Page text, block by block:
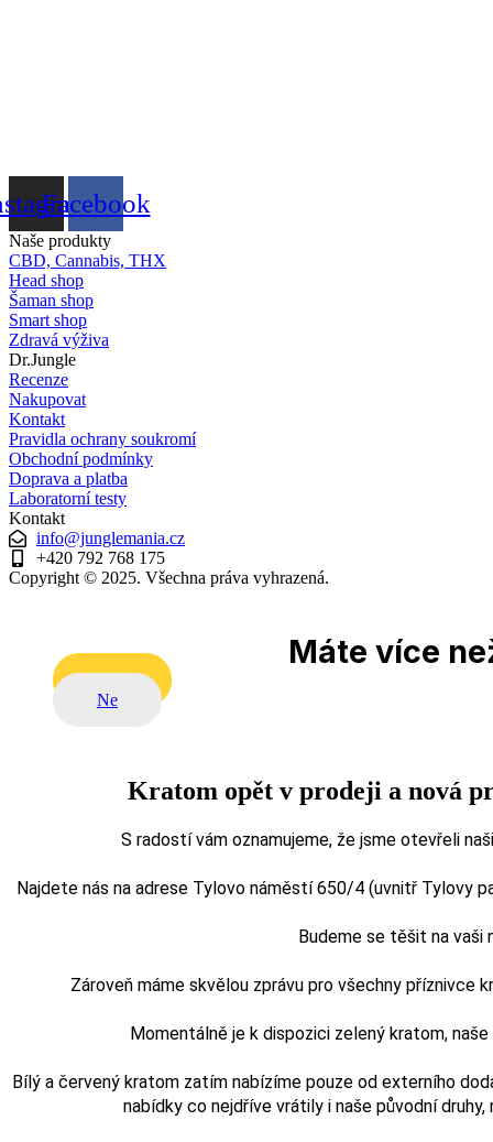
Facebook
Naše produkty
CBD, Cannabis, THX
Head shop
Šaman shop
Smart shop
Zdravá výživa
Dr.Jungle
Recenze
Nakupovat
Kontakt
Pravidla ochrany soukromí
Obchodní podmínky
Doprava a platba
Laboratorní testy
Kontakt
info@junglemania.cz
+420 792 768 175
Copyright © 2025. Všechna práva vyhrazená.
Máte více
Ne
Kratom opět v prodeji a nová
S radostí vám oznamujeme, že jsme otevřeli
Najdete nás na adrese Tylovo náměstí 650/4 (uvnitř Tylovy
Budeme se těšit na vaši
Zároveň máme skvělou zprávu pro všechny příznivce
Momentálně je k dispozici zelený kratom,
Bílý a červený kratom zatím nabízíme pouze od externího
nabídky co nejdříve vrátily i naše původní